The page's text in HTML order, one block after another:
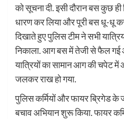
को सूचना दी. इसी दौरान बस कुछ
धारण कर लिया और पूरी बस धू-धू
दिखाते हुए पुलिस टीम ने सभी
निकाला. आग बस में तेजी से फैल गई
यात्रियों का सामान आग की चपेट
जलकर राख हो गया.
पुलिस कर्मियों और फायर ब्रिगेड के
बचाव अभियान शुरू किया. फायर